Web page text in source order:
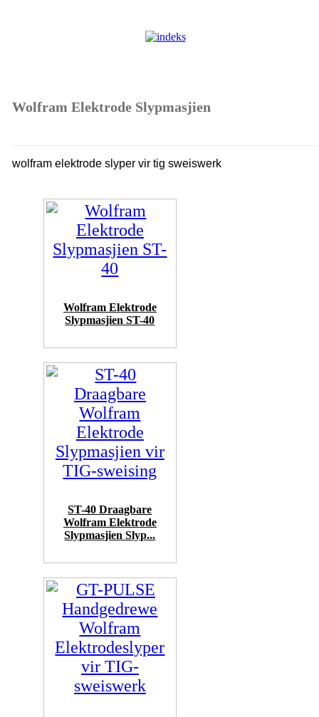
Wolfram Elektrode Slypmasjien
wolfram elektrode slyper vir tig sweiswerk
Wolfram Elektrode
Slypmasjien ST-40
ST-40 Draagbare
Wolfram Elektrode
Slypmasjien Slyp...